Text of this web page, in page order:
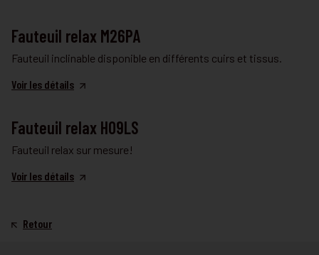
Fauteuil relax M26PA
Fauteuil inclinable disponible en différents cuirs et tissus.
Voir les détails
Fauteuil relax H09LS
Fauteuil relax sur mesure!
Voir les détails
Retour